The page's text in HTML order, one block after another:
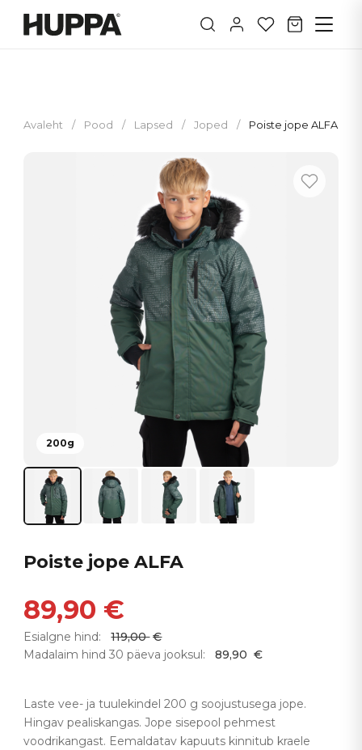
Avaleht / Pood / Lapsed / Joped / Poiste jope ALFA
200g
Poiste jope ALFA
89,90 €
Esialgne hind: 119,00 €
Madalaim hind 30 päeva jooksul:
89,90 €
Laste vee- ja tuulekindel 200 g soojustusega jope.
Hingav pealiskangas. Jope sisepool pehmest
voodrikangast. Eemaldatav kapuuts kinnitub kraele